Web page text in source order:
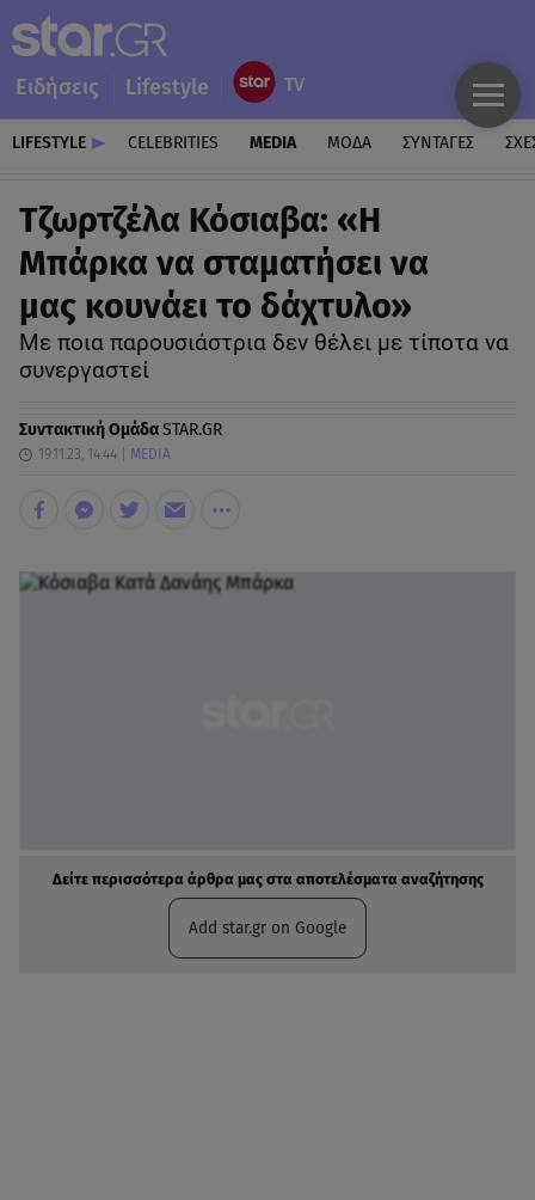
Ειδήσεις Lifestyle
LIFESTYLE CELEBRITIES MEDIA ΜΟΔΑ ΣΥΝΤΑΓΕΣ
Tζωρτζέλα Κόσιαβα: «Η
Μπάρκα να σταματήσει να
μας κουνάει το δάχτυλο»
Με ποια παρουσιάστρια δεν θέλει με τίποτα να
συνεργαστεί
Συντακτική ΟμάδαSTAR.GR
19.11.23, 14:44 MEDIA
Δείτε περισσότερα άρθρα μας στα αποτελέσματα αναζήτησης
Add star.gr on Google